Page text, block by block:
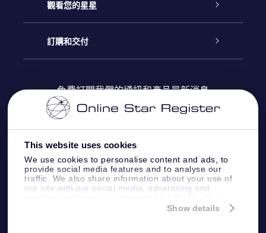
This website uses cookies
We use cookies to personalise content and ads, to
provide social media features and to analyse our
traffic. We also share information about your use of
our site with our social media, advertising and
information that you’ve provided to them or that
Show details
聯繫我們
博客
評論
Online Star禮物
OSR禮物包
OSR 禮物卡
公司禮品
觀看您的星星
星星注册
個性化的Star Page
One Million Stars
OSR Starsaver
訂購和交付
付款資訊
配送信息
退貨政策
免費訂閱我們的通訊和產品最新消息